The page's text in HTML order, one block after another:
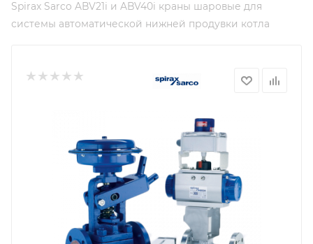
Spirax Sarco ABV21i и ABV40i краны шаровые для
системы автоматической нижней продувки котла